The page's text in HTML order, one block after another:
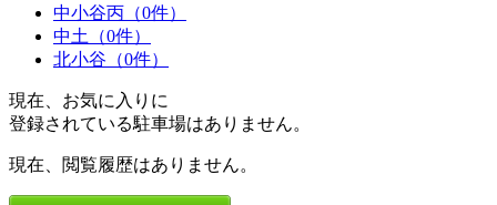
中小谷丙（0件）
中土（0件）
北小谷（0件）
現在、お気に入りに
登録されている駐車場はありません。
現在、閲覧履歴はありません。